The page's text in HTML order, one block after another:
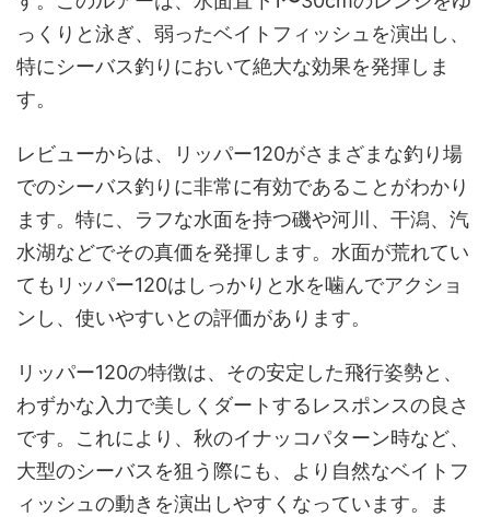
っくりと泳ぎ、弱ったベイトフィッシュを演出し、
特にシーバス釣りにおいて絶大な効果を発揮しま
す。
レビューからは、リッパー120がさまざまな釣り場
でのシーバス釣りに非常に有効であることがわかり
ます。特に、ラフな水面を持つ磯や河川、干潟、汽
水湖などでその真価を発揮します。水面が荒れてい
てもリッパー120はしっかりと水を噛んでアクショ
ンし、使いやすいとの評価があります。
リッパー120の特徴は、その安定した飛行姿勢と、
わずかな入力で美しくダートするレスポンスの良さ
です。これにより、秋のイナッコパターン時など、
大型のシーバスを狙う際にも、より自然なベイトフ
ィッシュの動きを演出しやすくなっています。ま